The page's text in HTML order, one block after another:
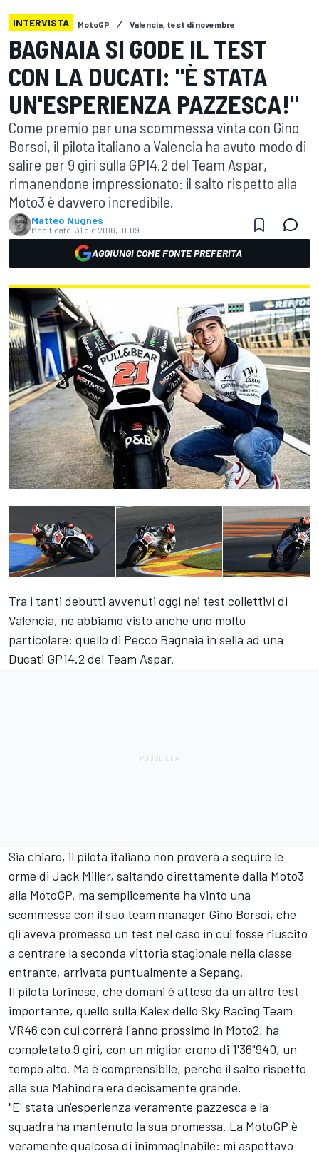
INTERVISTA MotoGP Valencia, test di novembre
BAGNAIA SI GODE IL TEST
CON LA DUCATI: "È STATA
UN'ESPERIENZA PAZZESCA!"
Come premio per una scommessa vinta con Gino
Borsoi, il pilota italiano a Valencia ha avuto modo di
salire per 9 giri sulla GP14.2 del Team Aspar,
rimanendone impressionato: il salto rispetto alla
Moto3 è davvero incredibile.
Matteo Nugnes
Modificato: 31 dic 2016, 01:09
AGGIUNGI COME FONTE PREFERITA
Tra i tanti debutti avvenuti oggi nei test collettivi di
Valencia, ne abbiamo visto anche uno molto
particolare: quello di Pecco Bagnaia in sella ad una
Ducati GP14.2 del Team Aspar.
Sia chiaro, il pilota italiano non proverà a seguire le
orme di Jack Miller, saltando direttamente dalla Moto3
alla MotoGP, ma semplicemente ha vinto una
scommessa con il suo team manager Gino Borsoi, che
gli aveva promesso un test nel caso in cui fosse riuscito
a centrare la seconda vittoria stagionale nella classe
entrante, arrivata puntualmente a Sepang.
Il pilota torinese, che domani è atteso da un altro test
importante, quello sulla Kalex dello Sky Racing Team
VR46 con cui correrà l'anno prossimo in Moto2, ha
completato 9 giri, con un miglior crono di 1'36"940, un
tempo alto. Ma è comprensibile, perché il salto rispetto
alla sua Mahindra era decisamente grande.
"E' stata un'esperienza veramente pazzesca e la
squadra ha mantenuto la sua promessa. La MotoGP è
veramente qualcosa di inimmaginabile: mi aspettavo